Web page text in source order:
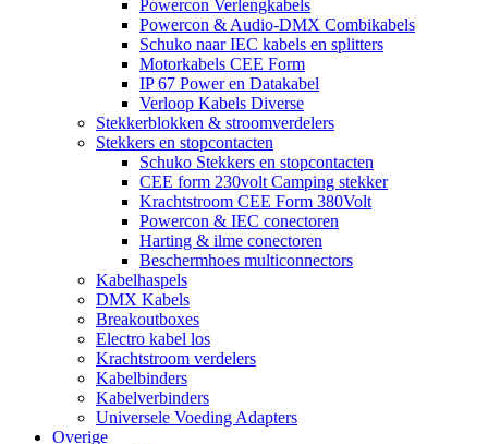
Powercon Verlengkabels
Powercon & Audio-DMX Combikabels
Schuko naar IEC kabels en splitters
Motorkabels CEE Form
IP 67 Power en Datakabel
Verloop Kabels Diverse
Stekkerblokken & stroomverdelers
Stekkers en stopcontacten
Schuko Stekkers en stopcontacten
CEE form 230volt Camping stekker
Krachtstroom CEE Form 380Volt
Powercon & IEC conectoren
Harting & ilme conectoren
Beschermhoes multiconnectors
Kabelhaspels
DMX Kabels
Breakoutboxes
Electro kabel los
Krachtstroom verdelers
Kabelbinders
Kabelverbinders
Universele Voeding Adapters
Overige